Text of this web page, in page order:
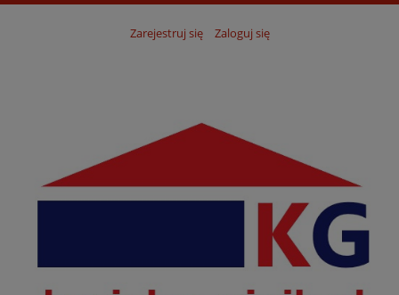
Zarejestruj się Zaloguj się